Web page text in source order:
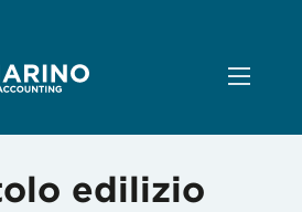
edilizio